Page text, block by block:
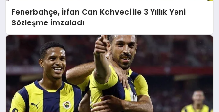
Fenerbahçe, İrfan Can Kahveci ile 3 Yıllık Yeni
Sözleşme İmzaladı